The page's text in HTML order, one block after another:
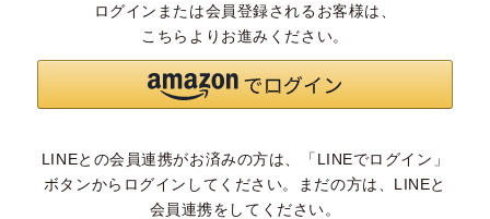
ログインまたは会員登録されるお客様は、
こちらよりお進みください。
LINEとの会員連携がお済みの方は、「LINEでログイン」
ボタンからログインしてください。まだの方は、 LINEと
会員連携をしてください。